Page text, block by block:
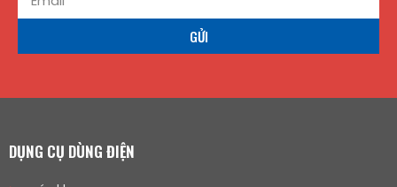
GỬI
DỤNG CỤ DÙNG ĐIỆN